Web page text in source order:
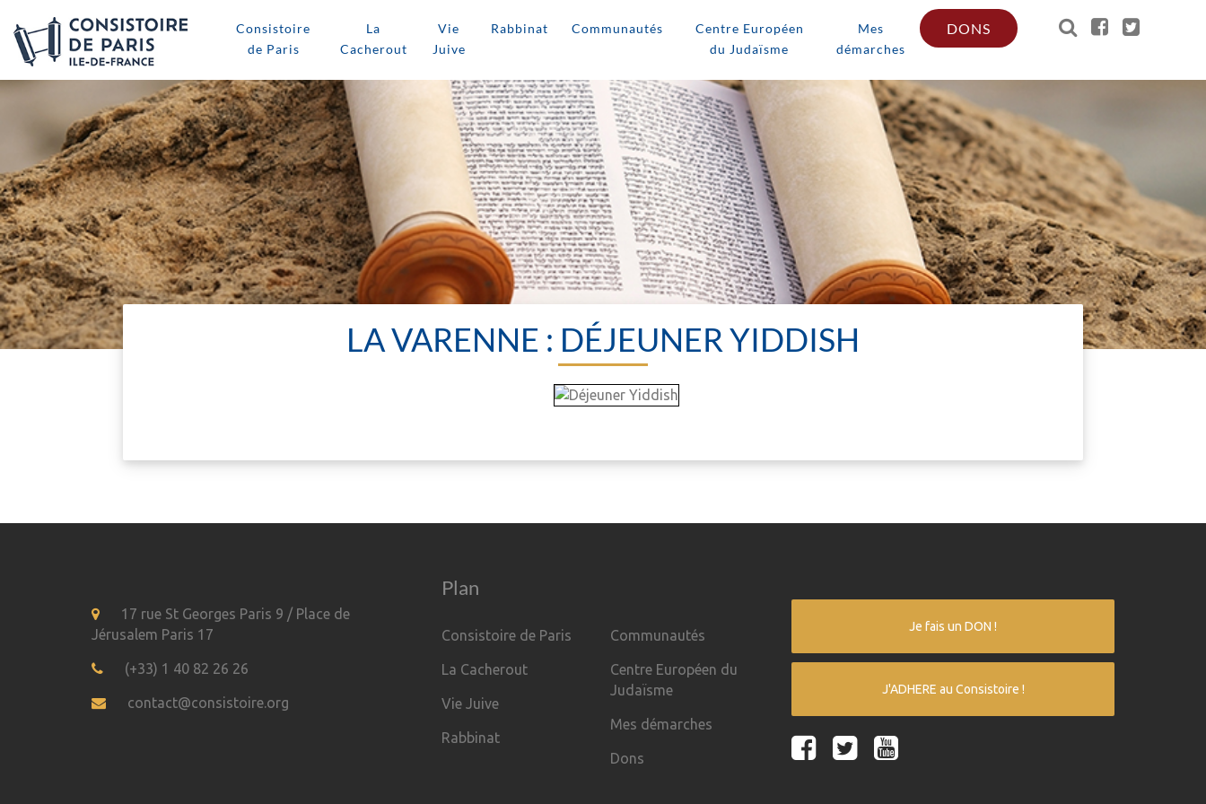
Consistoire
de Paris
La
Cacherout
Vie
Juive
Rabbinat Communautés
Centre Européen
du Judaïsme
Mes
démarches
DONS
LA VARENNE : DÉJEUNER YIDDISH
17 rue St Georges Paris 9 / Place de
Jérusalem Paris 17
(+33) 1 40 82 26 26
contact@consistoire.org
Plan
Consistoire de Paris
La Cacherout
Vie Juive
Rabbinat
Communautés
Centre Européen du
Judaïsme
Mes démarches
Dons
Je fais un DON !
J'ADHERE au Consistoire !